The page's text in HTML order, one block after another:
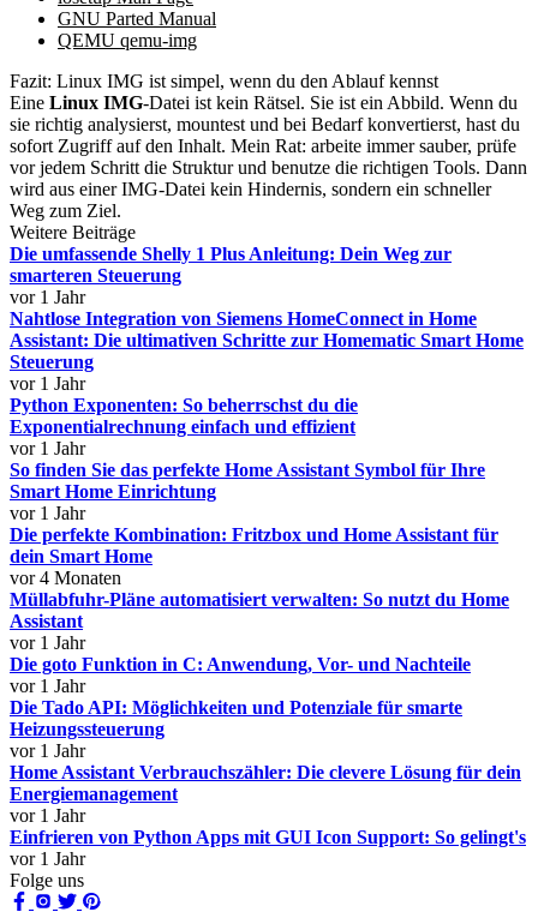
GNU Parted Manual
QEMU qemu-img
Fazit: Linux IMG ist simpel, wenn du den Ablauf kennst
Eine Linux IMG-Datei ist kein Rätsel. Sie ist ein Abbild. Wenn du
sie richtig analysierst, mountest und bei Bedarf konvertierst, hast du
sofort Zugriff auf den Inhalt. Mein Rat: arbeite immer sauber, prüfe
vor jedem Schritt die Struktur und benutze die richtigen Tools. Dann
wird aus einer IMG-Datei kein Hindernis, sondern ein schneller
Weg zum Ziel.
Weitere Beiträge
Die umfassende Shelly 1 Plus Anleitung: Dein Weg zur
smarteren Steuerung
vor 1 Jahr
Nahtlose Integration von Siemens HomeConnect in Home
Assistant: Die ultimativen Schritte zur Homematic Smart Home
Steuerung
vor 1 Jahr
Python Exponenten: So beherrschst du die
Exponentialrechnung einfach und effizient
vor 1 Jahr
So finden Sie das perfekte Home Assistant Symbol für Ihre
Smart Home Einrichtung
vor 1 Jahr
Die perfekte Kombination: Fritzbox und Home Assistant für
dein Smart Home
vor 4 Monaten
Müllabfuhr-Pläne automatisiert verwalten: So nutzt du Home
Assistant
vor 1 Jahr
Die goto Funktion in C: Anwendung, Vor- und Nachteile
vor 1 Jahr
Die Tado API: Möglichkeiten und Potenziale für smarte
Heizungssteuerung
vor 1 Jahr
Home Assistant Verbrauchszähler: Die clevere Lösung für dein
Energiemanagement
vor 1 Jahr
Einfrieren von Python Apps mit GUI Icon Support: So gelingt's
vor 1 Jahr
Folge uns